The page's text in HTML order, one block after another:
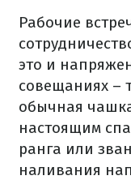
Рабочие
это и
совещаниях –
обычная
настоящим
ранга или
наливания